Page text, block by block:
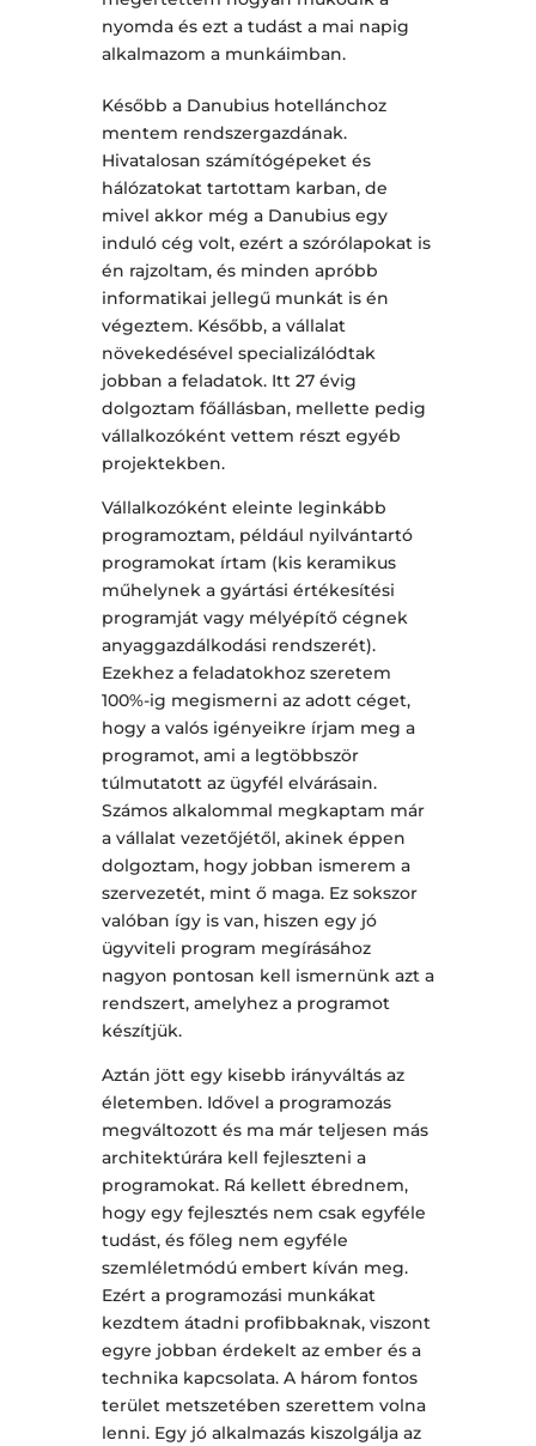
nyomda és ezt a tudást a mai napig
alkalmazom a munkáimban.
Később a Danubius hotellánchoz
mentem rendszergazdának.
Hivatalosan számítógépeket és
hálózatokat tartottam karban, de
mivel akkor még a Danubius egy
induló cég volt, ezért a szórólapokat is
én rajzoltam, és minden apróbb
informatikai jellegű munkát is én
végeztem. Később, a vállalat
növekedésével specializálódtak
jobban a feladatok. Itt 27 évig
dolgoztam főállásban, mellette pedig
vállalkozóként vettem részt egyéb
projektekben.
Vállalkozóként eleinte leginkább
programoztam, például nyilvántartó
programokat írtam (kis keramikus
műhelynek a gyártási értékesítési
programját vagy mélyépítő cégnek
anyaggazdálkodási rendszerét).
Ezekhez a feladatokhoz szeretem
100%-ig megismerni az adott céget,
hogy a valós igényeikre írjam meg a
programot, ami a legtöbbször
túlmutatott az ügyfél elvárásain.
Számos alkalommal megkaptam már
a vállalat vezetőjétől, akinek éppen
dolgoztam, hogy jobban ismerem a
szervezetét, mint ő maga. Ez sokszor
valóban így is van, hiszen egy jó
ügyviteli program megírásához
nagyon pontosan kell ismernünk azt a
rendszert, amelyhez a programot
készítjük.
Aztán jött egy kisebb irányváltás az
életemben. Idővel a programozás
megváltozott és ma már teljesen más
architektúrára kell fejleszteni a
programokat. Rá kellett ébrednem,
hogy egy fejlesztés nem csak egyféle
tudást, és főleg nem egyféle
szemléletmódú embert kíván meg.
Ezért a programozási munkákat
kezdtem átadni profibbaknak, viszont
egyre jobban érdekelt az ember és a
technika kapcsolata. A három fontos
terület metszetében szerettem volna
lenni. Egy jó alkalmazás kiszolgálja az